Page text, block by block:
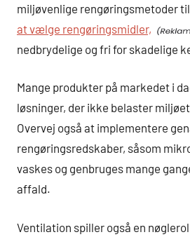
miljøvenlige rengøringsmetoder
at vælge rengøringsmidler,
nedbrydelige og fri for skadelige
Mange produkter på markedet i
løsninger, der ikke belaster
Overvej også at implementere
rengøringsredskaber, såsom
vaskes og genbruges mange
affald.
Ventilation spiller også en